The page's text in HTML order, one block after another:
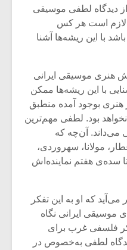
دیدگاه لطفی موسیقی
لازم است هر کس
با این ریشه‌ها آشنا
هنری موسیقی ایرانی
با این ریشه‌ها ممکن
بوجود آمده منطبق
بود. لطفی مهم‌ترین
می‌داند. آن‌چه که
مولانا، سهروردی،
سده‌ی هفتم نماینده‌اش
که او به این تفکر
موسیقی ایرانی نگاه
فلسفی غرب برای
لطفی به‌خصوص در